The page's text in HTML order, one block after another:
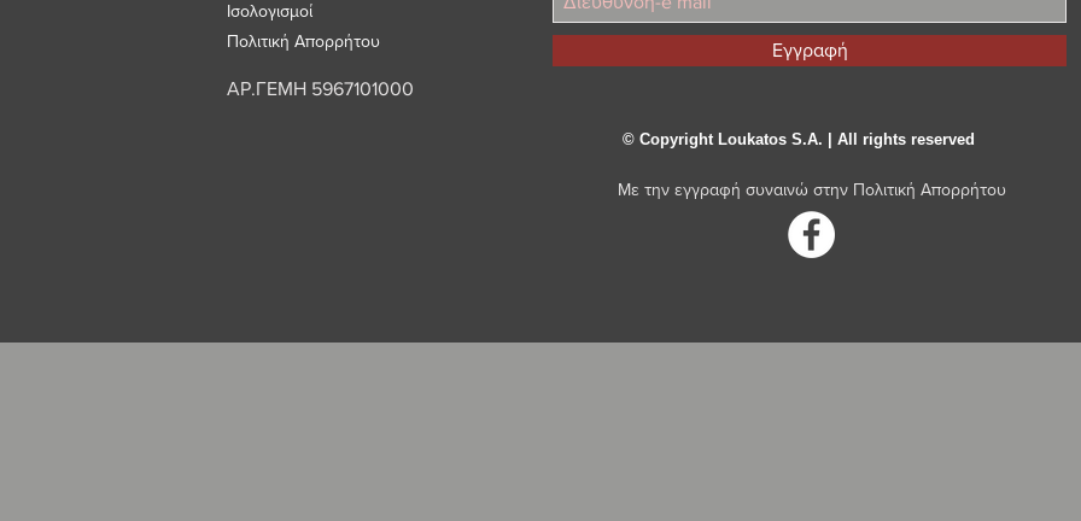
Ισολογισμοί
Πολιτική Απορρήτου
ΑΡ.ΓΕΜΗ 5967101000
Εγγραφή
© Copyright Loukatos S.A. | All rights reserved
Με την εγγραφή συναινώ στην Πολιτική Απορρήτου